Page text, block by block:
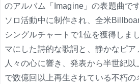
のアルバム「Imagine」の表題曲で
ソロ活動中に制作され、全米
シングルチャートで1位を獲得しま
マにした詩的な歌詞と、静かなピ
人々の心に響き、発表から半世紀
で数億回以上再生されている不朽の